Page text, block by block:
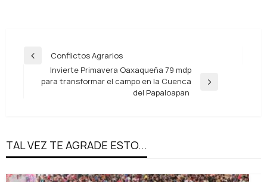
Navegación
entradas
Entrada
anterior
Conflictos Agrarios
Entrada
Invierte Primavera Oaxaqueña 79 mdp
para transformar el campo en la Cuenca
del Papaloapan
TAL VEZ TE AGRADE ESTO...